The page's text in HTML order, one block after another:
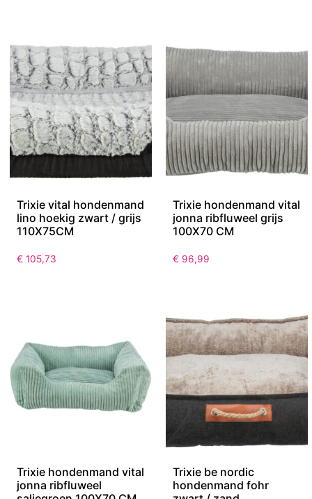
Trixie vital hondenmand
lino hoekig zwart / grijs
110X75CM
€ 105,73
Trixie hondenmand vital
jonna ribfluweel grijs
100X70 CM
€ 96,99
Trixie hondenmand vital
jonna ribfluweel
Trixie be nordic
hondenmand fohr